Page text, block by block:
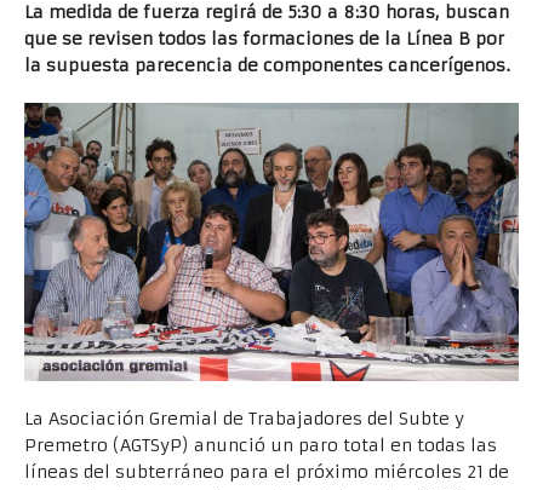
La medida de fuerza regirá de 5:30 a 8:30 horas, buscan
que se revisen todos las formaciones de la Línea B por
la supuesta parecencia de componentes cancerígenos.
La Asociación Gremial de Trabajadores del Subte y
Premetro (AGTSyP) anunció un paro total en todas las
líneas del subterráneo para el próximo miércoles 21 de